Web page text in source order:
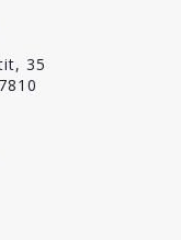
35